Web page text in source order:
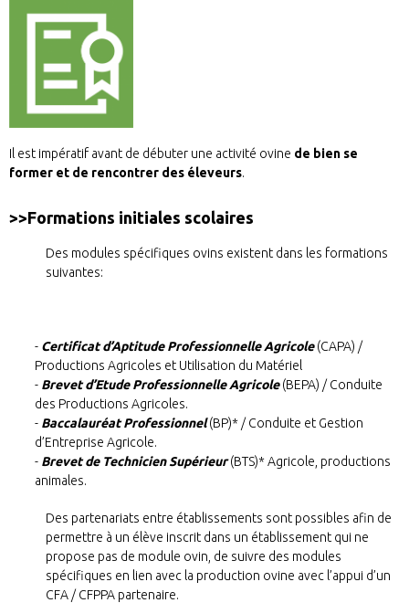
Il est impératif avant de débuter une activité ovine de bien se
former et de rencontrer des éleveurs.
>>Formations initiales scolaires
Des modules spécifiques ovins existent dans les formations
suivantes:
Certificat d’Aptitude Professionnelle Agricole(CAPA) /
Productions Agricoles et Utilisation du Matériel
Brevet d’Etude Professionnelle Agricole (BEPA) / Conduite
des Productions Agricoles.
Baccalauréat Professionnel (BP)* / Conduite et Gestion
d’Entreprise Agricole.
Brevet de Technicien Supérieur(BTS)* Agricole, productions
animales.
Des partenariats entre établissements sont possibles afin de
permettre à un élève inscrit dans un établissement qui ne
propose pas de module ovin, de suivre des modules
spécifiques en lien avec la production ovine avec l’appui d’un
CFA / CFPPA partenaire.